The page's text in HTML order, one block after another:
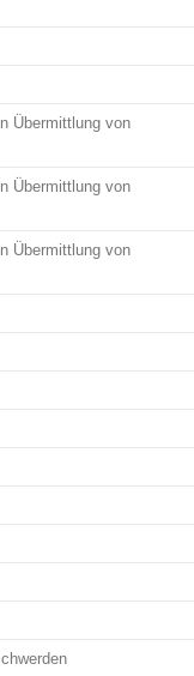
Übermittlung von
Übermittlung von
Übermittlung von